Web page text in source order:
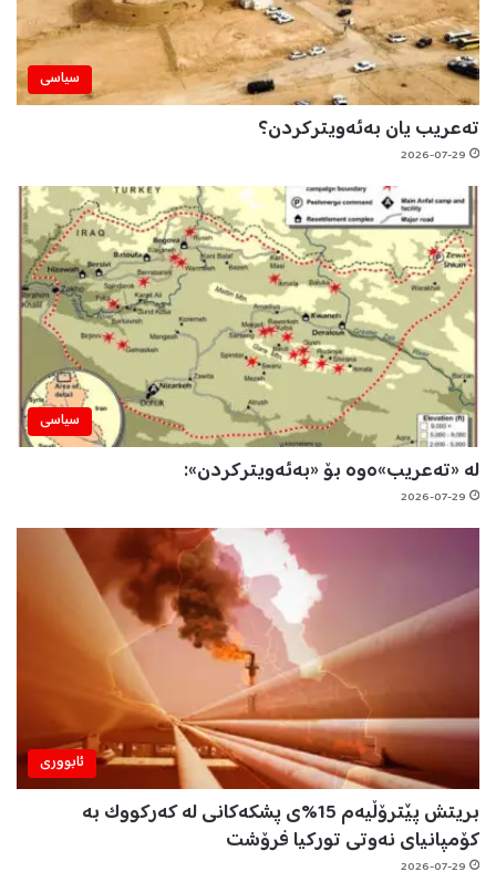
سیاسی
تەعریب یان بەئەویترکردن؟
2026-07-29
سیاسی
لە «تەعریب»ەوە بۆ «بەئەویترکردن»:
2026-07-29
ئابووری
بریتش پێترۆڵیەم 15%ی پشکەکانی لە کەرکووک بە
کۆمپانیای نەوتی تورکیا فرۆشت
2026-07-29